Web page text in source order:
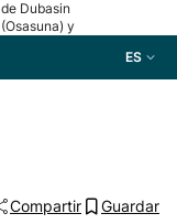
de Dubasin
(Osasuna) y
ES
Compartir Guardar